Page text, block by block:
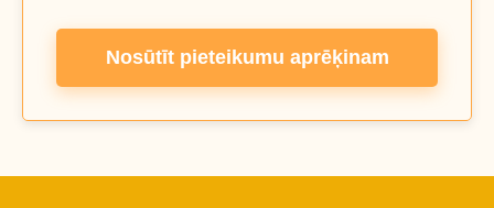
Nosūtīt pieteikumu aprēķinam